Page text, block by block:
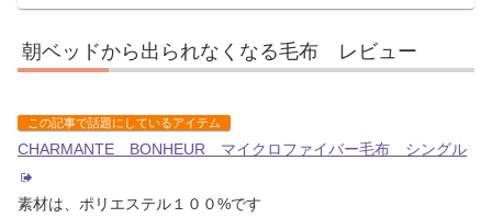
朝ベッドから出られなくなる毛布 レビュー
この記事で話題にしているアイテム
CHARMANTE BONHEUR マイクロファイバー毛布 シングル
素材は、ポリエステル１００%です